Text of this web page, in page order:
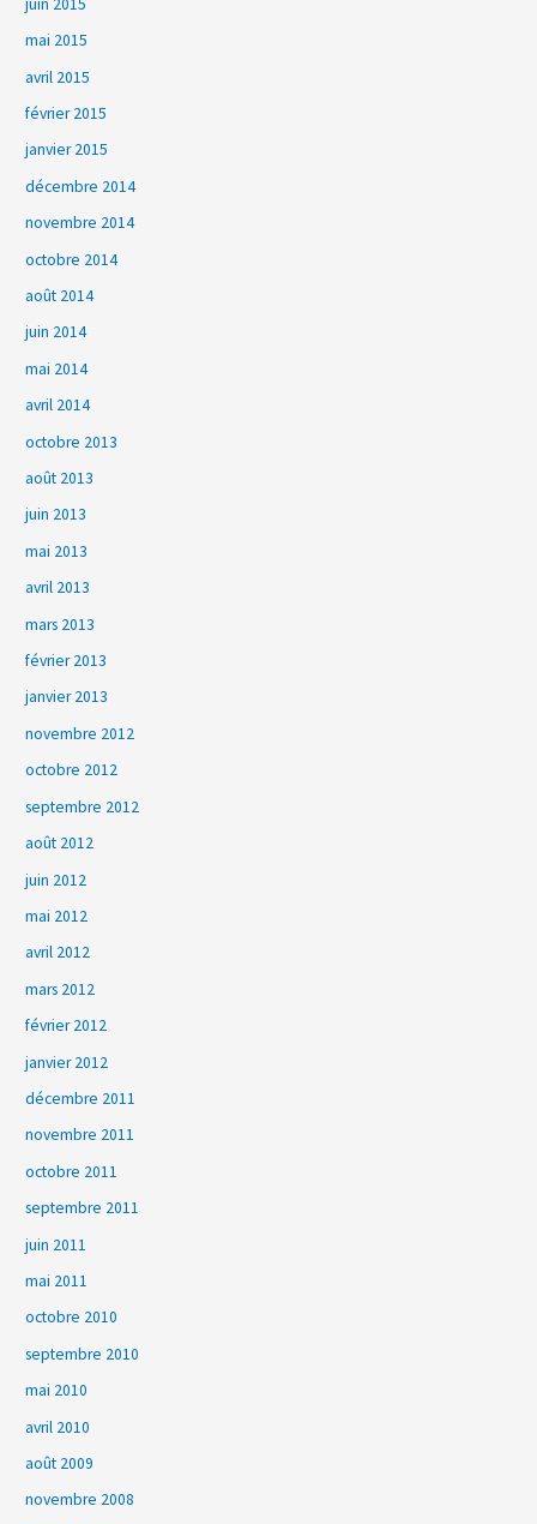
mai 2015
avril 2015
février 2015
janvier 2015
décembre 2014
novembre 2014
octobre 2014
août 2014
juin 2014
mai 2014
avril 2014
octobre 2013
août 2013
juin 2013
mai 2013
avril 2013
mars 2013
février 2013
janvier 2013
novembre 2012
octobre 2012
septembre 2012
août 2012
juin 2012
mai 2012
avril 2012
mars 2012
février 2012
janvier 2012
décembre 2011
novembre 2011
octobre 2011
septembre 2011
juin 2011
mai 2011
octobre 2010
septembre 2010
mai 2010
avril 2010
août 2009
novembre 2008